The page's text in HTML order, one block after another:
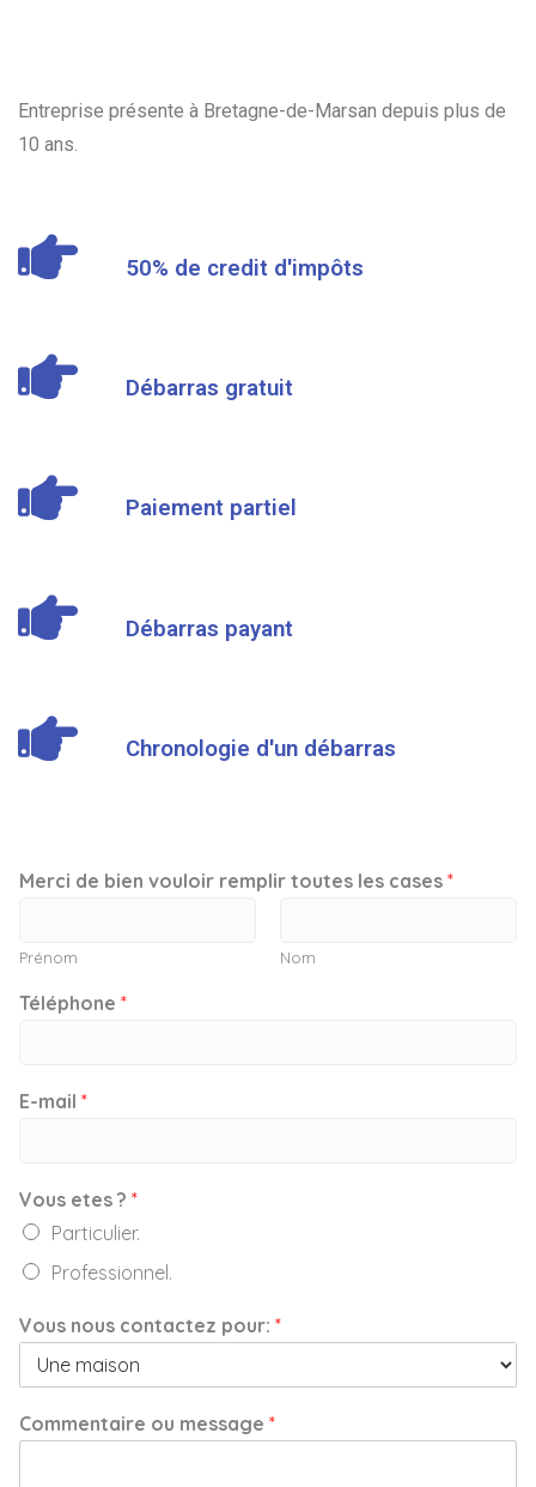
Entreprise présente à Bretagne-de-Marsan depuis plus de
10 ans.
50% de credit d'impôts
Débarras gratuit
Paiement partiel
Débarras payant
Chronologie d'un débarras
Merci de bien vouloir remplir toutes les cases *
Prénom Nom
Téléphone *
E-mail *
Vous etes ? *
Particulier.
Professionnel.
Vous nous contactez pour: *
Commentaire ou message *